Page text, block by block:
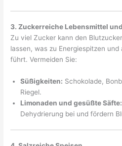
3. Zuckerreiche Lebensmittel
Zu viel Zucker kann den
lassen, was zu Energiespitzen
führt. Vermeiden Sie:
Süßigkeiten: Schokolade,
Riegel.
Limonaden und gesüßte Säfte:
Dehydrierung bei und fördern